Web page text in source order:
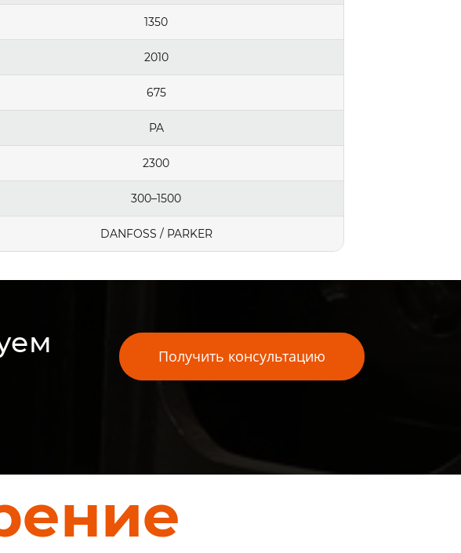
1350
2010
675
PA
2300
300–1500
DANFOSS / PARKER
Получить консультацию